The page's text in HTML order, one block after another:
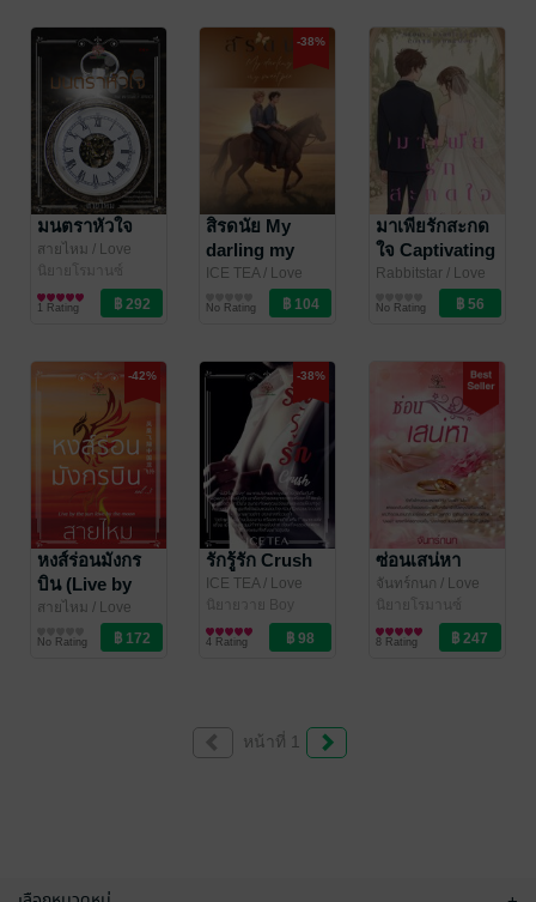
มนตราหัวใจ
สายไหม / Love
Garden
นิยายโรมานซ์
1 Rating
-38%
สิรดนัย My
darling my
sweet pie
ICE TEA/ Love
นิยายวาย Boy
Love / Yaoi
No Rating
มาเพียรักสะกด
ใจ Captivating
love
Rabbitstar/ Love
นิยายโรมานซ์
No Rating
-42%
หงส์ร่อนมังกร
บิน (Live by
the sun love
by the moon)
สายไหม / Love
นิยายวาย Boy
Love / Yaoi
No Rating
-38%
รักรู้รัก Crush
ICE TEA/ Love
Garden
นิยายวาย Boy
Love / Yaoi
4 Rating
ซ่อนเสน่หา
จันทร์กนก / Love
Garden
นิยายโรมานซ์
8 Rating
หน้าที่ 1